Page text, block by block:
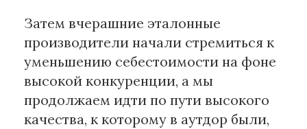
Затем вчерашние эталонные
производители начали стремиться к
уменьшению себестоимости на фоне
высокой конкуренции, а мы
продолжаем идти по пути высокого
качества, к которому в аутдор были,